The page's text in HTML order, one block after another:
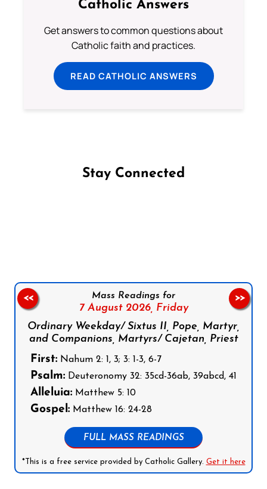
Catholic Answers
Get answers to common questions about
Catholic faith and practices.
READ CATHOLIC ANSWERS
Stay Connected
Mass Readings for
7 August 2026, Friday
Ordinary Weekday/ Sixtus II, Pope, Martyr,
and Companions, Martyrs/ Cajetan, Priest
First: Nahum 2: 1, 3; 3: 1-3, 6-7
Psalm: Deuteronomy 32: 35cd-36ab, 39abcd, 41
Alleluia: Matthew 5: 10
Gospel: Matthew 16: 24-28
FULL MASS READINGS
*This is a free service provided by Catholic Gallery. Get it here
<< >>